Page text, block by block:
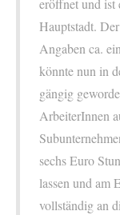
eröffnet und ist
Hauptstadt.
Angaben ca.
könnte nun in
gängig
ArbeiterInnen
sechs Euro
lassen und am
vollständig an